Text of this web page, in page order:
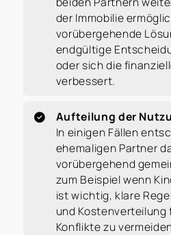
der Immobilie
vorübergehende
endgültige
oder sich die
verbessert.
Aufteilung der
In einigen Fällen
ehemaligen Partner
vorübergehend
zum Beispiel wenn
ist wichtig, klare
und
Konflikte zu